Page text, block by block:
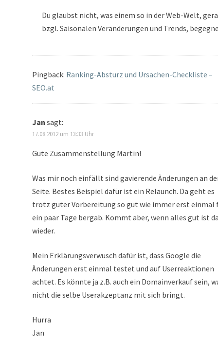
Du glaubst nicht, was einem so in der Web-Welt,
bzgl. Saisonalen Veränderungen und Trends,
Pingback: Ranking-Absturz und Ursachen-Checkliste –
SEO.at
Jan sagt:
17.08.2012 um 13:33 Uhr
Gute Zusammenstellung Martin!
Was mir noch einfällt sind gavierende Änderungen an
Seite. Bestes Beispiel dafür ist ein Relaunch. Da geht es
trotz guter Vorbereitung so gut wie immer erst einmal
ein paar Tage bergab. Kommt aber, wenn alles gut ist
wieder.
Mein Erklärungsverwusch dafür ist, dass Google die
Änderungen erst einmal testet und auf Userreaktionen
achtet. Es könnte ja z.B. auch ein Domainverkauf sein,
nicht die selbe Userakzeptanz mit sich bringt.
Hurra
Jan